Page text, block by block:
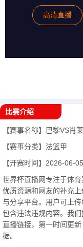
高清直播
比赛介绍
【赛事名称】 巴黎VS肖
【赛事分类】 法篮甲
【开赛时间】 2026-06-
世界杯直播网专注于体
优质资源和网友的补充
与分享平台。用户可上
包含违法违规内容。我
直播链接，第一时间更
据。